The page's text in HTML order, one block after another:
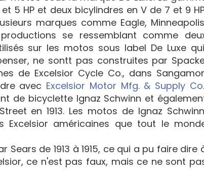
5 HP et deux bicylindres en V de 7 et 9
marques comme Eagle,
se ressemblant comme
sur les motos sous label De Luxe
ne sontt pas construites par
de Excelsior Cycle Co., dans
avec Excelsior Motor Mfg. & Supply Co
de bicyclette Ignaz Schwinn et
en 1913. Les motos de Ignaz
Excelsior américaines que tout le
Sears de 1913 à 1915, ce qui a pu faire dire
ce n'est pas faux, mais ce ne sont